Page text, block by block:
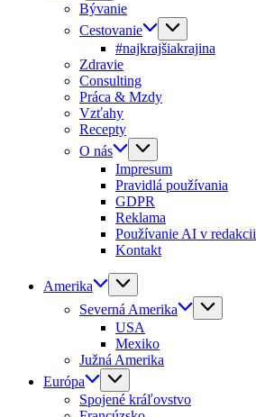
Bývanie
Cestovanie
#najkrajšiakrajina
Zdravie
Consulting
Práca & Mzdy
Vzťahy
Recepty
O nás
Impresum
Pravidlá používania
GDPR
Reklama
Používanie AI v redakcii
Kontakt
Amerika
Severná Amerika
USA
Mexiko
Južná Amerika
Európa
Spojené kráľovstvo